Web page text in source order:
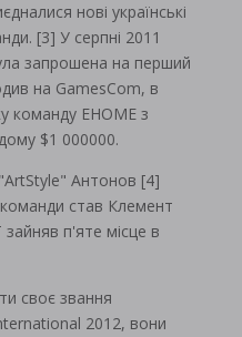
нові українські
[3] У серпні 2011
запрошена на перший
на GamesCom, в
команду EHOME з
$1 000000.
Антонов [4]
став Клемент
п'яте місце в
своє звання
2012, вони